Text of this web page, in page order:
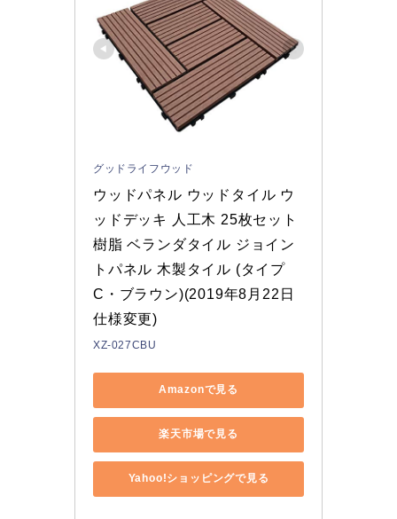
グッドライフウッド
ウッドパネル ウッドタイル ウ
ッドデッキ 人工木 25枚セット
樹脂 ベランダタイル ジョイン
トパネル 木製タイル (タイプ
C・ブラウン)(2019年8月22日
仕様変更)
XZ-027CBU
Amazonで見る
楽天市場で見る
Yahoo!ショッピングで見る